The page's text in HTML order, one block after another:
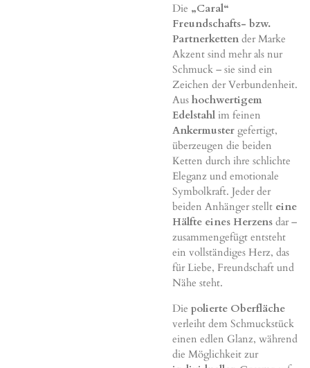
Die „Caral“
Freundschafts- bzw.
Partnerketten der Marke
Akzent sind mehr als nur
Schmuck – sie sind ein
Zeichen der Verbundenheit.
Aus hochwertigem
Edelstahl im feinen
Ankermuster gefertigt,
überzeugen die beiden
Ketten durch ihre schlichte
Eleganz und emotionale
Symbolkraft. Jeder der
beiden Anhänger stellt eine
Hälfte eines Herzens dar –
zusammengefügt entsteht
ein vollständiges Herz, das
für Liebe, Freundschaft und
Nähe steht.
Die polierte Oberfläche
verleiht dem Schmuckstück
einen edlen Glanz, während
die Möglichkeit zur